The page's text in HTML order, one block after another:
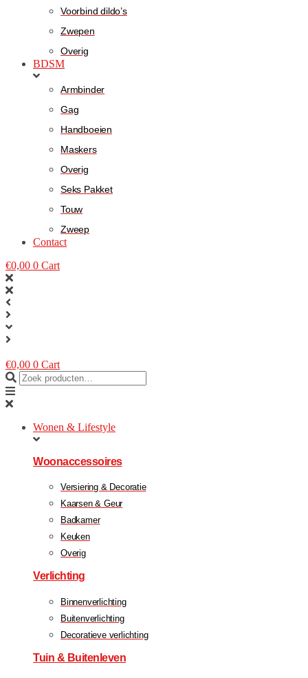
Voorbind dildo’s
Zwepen
Overig
BDSM
Armbinder
Gag
Handboeien
Maskers
Overig
Seks Pakket
Touw
Zweep
Contact
€0,00 0 Cart
€0,00 0 Cart
Wonen & Lifestyle
Woonaccessoires
Versiering & Decoratie
Kaarsen & Geur
Badkamer
Keuken
Overig
Verlichting
Binnenverlichting
Buitenverlichting
Decoratieve verlichting
Tuin & Buitenleven